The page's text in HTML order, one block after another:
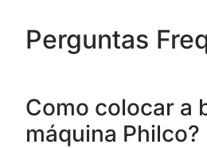
Perguntas
Como colocar a
máquina Philco?